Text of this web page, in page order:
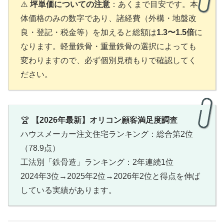
⚠️ 坪単価についての注意 ：あくまで目安です。本
体価格のみの数字であり、諸経費（外構・地盤改
良・登記・税金等）を加えると総額は1.3〜1.5倍に
なります。軽量鉄骨・重量鉄骨の選択によっても
変わりますので、必ず個別見積もりで確認してく
ださい。
🏆
【2026年最新】オリコン顧客満足度調査
ハウスメーカー注文住宅ランキング：総合第2位
（78.9点）
工法別「鉄骨造」ランキング：2年連続1位
2024年3位→2025年2位→2026年2位と得点を伸ば
している実績があります。